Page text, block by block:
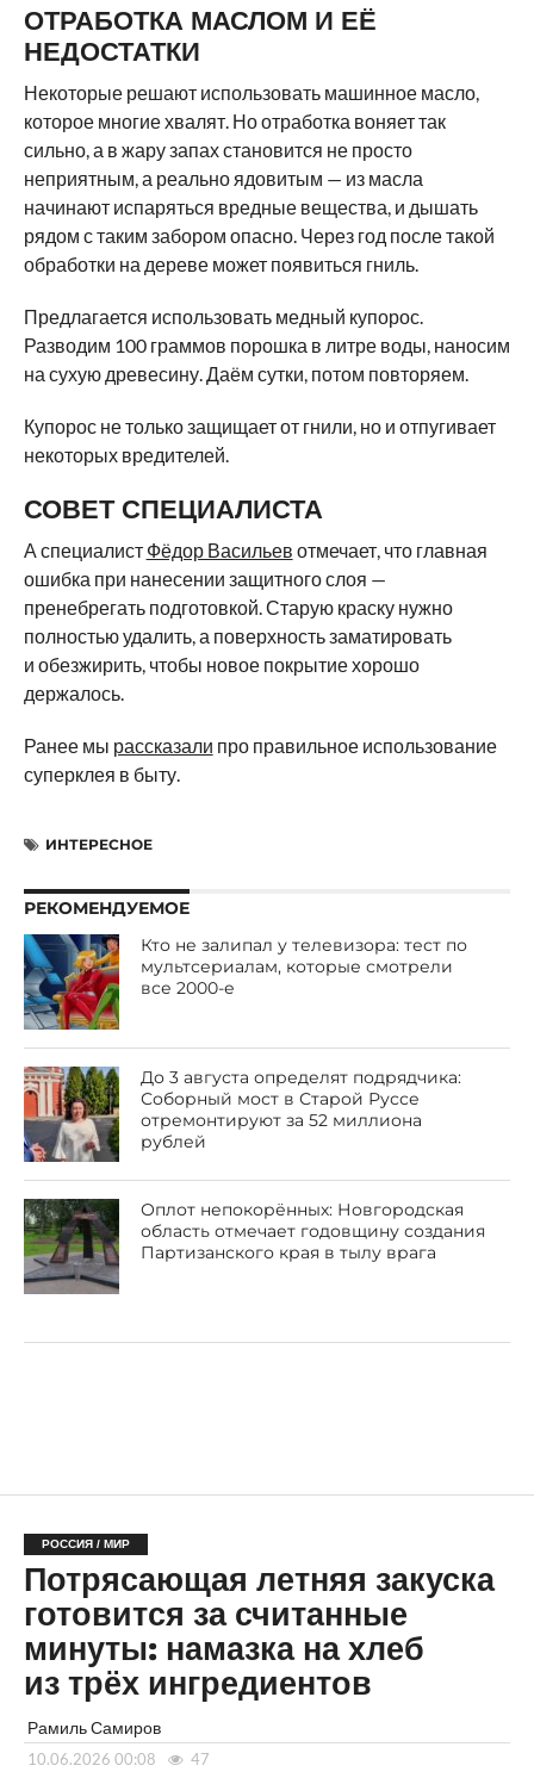
ОТРАБОТКА МАСЛОМ И ЕЁ
НЕДОСТАТКИ
Некоторые решают использовать машинное масло,
которое многие хвалят. Но отработка воняет так
сильно, а в жару запах становится не просто
неприятным, а реально ядовитым — из масла
начинают испаряться вредные вещества, и дышать
рядом с таким забором опасно. Через год после такой
обработки на дереве может появиться гниль.
Предлагается использовать медный купорос.
Разводим 100 граммов порошка в литре воды, наносим
на сухую древесину. Даём сутки, потом повторяем.
Купорос не только защищает от гнили, но и отпугивает
некоторых вредителей.
СОВЕТ СПЕЦИАЛИСТА
А специалист Фёдор Васильев отмечает, что главная
ошибка при нанесении защитного слоя —
пренебрегать подготовкой. Старую краску нужно
полностью удалить, а поверхность заматировать
и обезжирить, чтобы новое покрытие хорошо
держалось.
Ранее мы рассказали про правильное использование
суперклея в быту.
ИНТЕРЕСНОЕ
РЕКОМЕНДУЕМОЕ
Кто не залипал у телевизора: тест по
мультсериалам, которые смотрели
все 2000-е
До 3 августа определят подрядчика:
Соборный мост в Старой Руссе
отремонтируют за 52 миллиона
рублей
Оплот непокорённых: Новгородская
область отмечает годовщину создания
Партизанского края в тылу врага
РОССИЯ / МИР
Потрясающая летняя закуска
готовится за считанные
минуты: намазка на хлеб
из трёх ингредиентов
Рамиль Самиров
10.06.2026 00:08 47